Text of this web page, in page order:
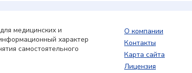
медицинских и
характер
самостоятельного
О компании
Контакты
Карта сайта
Лицензия